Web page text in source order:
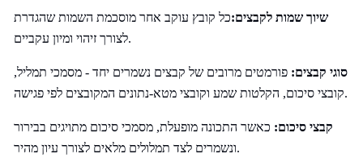
שיוך שמות לקבצים:כל קובץ עוקב אחר מוסכמת השמות שהגדרת
לצורך זיהוי ומיון עקביים.
סוגי קבצים: פורמטים מרובים של קבצים נשמרים יחד - מסמכי תמליל,
קובצי סיכום, הקלטות שמע וקובצי מטא-נתונים המקובצים לפי פגישה.
קבצי סיכום: כאשר התכונה מופעלת, מסמכי סיכום מתויגים בבירור
ונשמרים לצד תמלולים מלאים לצורך עיון מהיר.